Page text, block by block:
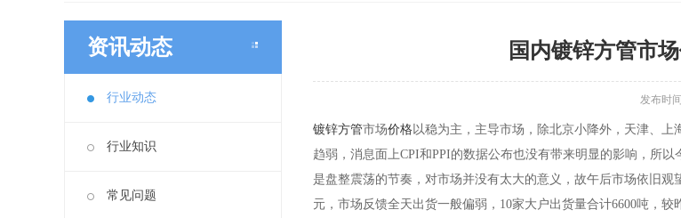
资讯动态
行业动态
行业知识
常见问题
国内镀锌方管市
发布时
镀锌方管市场价格以稳为主，主导市场，除北京小降外，天津、
趋弱，消息面上CPI和PPI的数据公布也没有带来明显的影响，所
是盘整震荡的节奏，对市场并没有太大的意义，故午后市场依旧
元，市场反馈全天出货一般偏弱，10家大户出货量合计6600吨，